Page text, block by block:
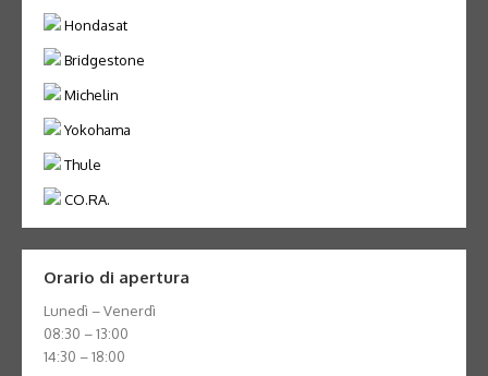
Hondasat
Bridgestone
Michelin
Yokohama
Thule
CO.RA.
Orario di apertura
Lunedì – Venerdì
08:30 – 13:00
14:30 – 18:00